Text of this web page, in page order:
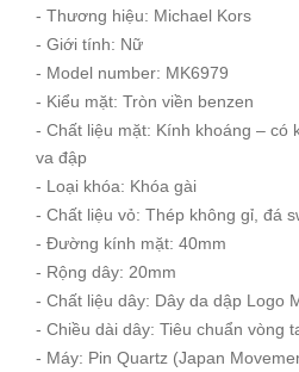
- Thương hiệu: Michael Kors
- Giới tính: Nữ
- Model number: MK6979
- Kiểu mặt: Tròn viền benzen
- Chất liệu mặt: Kính khoáng – có
va đập
- Loại khóa: Khóa gài
- Chất liệu vỏ: Thép không gỉ, đá
- Đường kính mặt: 40mm
- Rộng dây: 20mm
- Chất liệu dây: Dây da dập Logo
- Chiều dài dây: Tiêu chuẩn vòng
- Máy: Pin Quartz (Japan